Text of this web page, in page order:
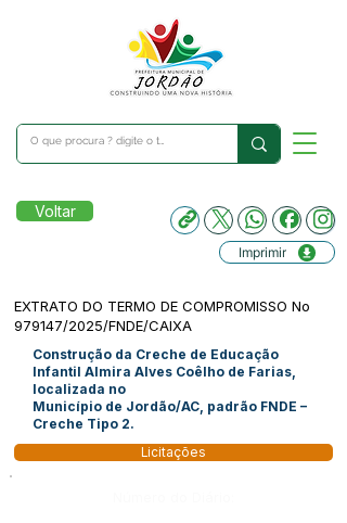
Voltar
Imprimir
EXTRATO DO TERMO DE COMPROMISSO No
979147/2025/FNDE/CAIXA
Construção da Creche de Educação
Infantil Almira Alves Coêlho de Farias,
localizada no
Município de Jordão/AC, padrão FNDE –
Creche Tipo 2.
Licitações